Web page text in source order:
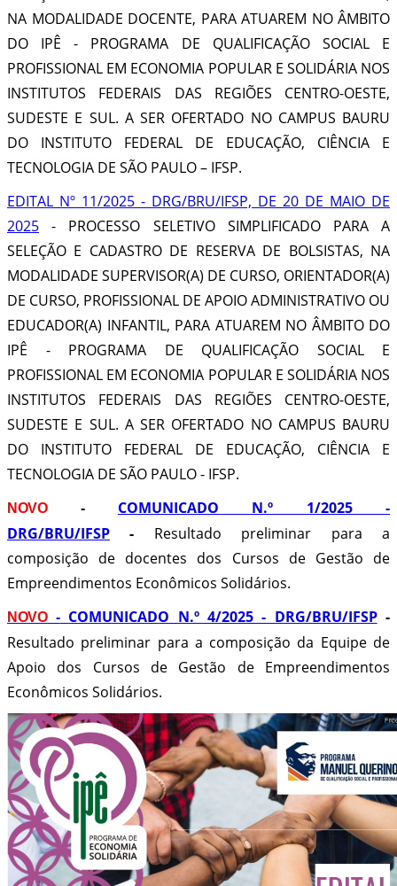
NA MODALIDADE DOCENTE, PARA ATUAREM NO ÂMBITO
DO IPÊ - PROGRAMA DE QUALIFICAÇÃO SOCIAL E
PROFISSIONAL EM ECONOMIA POPULAR E SOLIDÁRIA NOS
INSTITUTOS FEDERAIS DAS REGIÕES CENTRO-OESTE,
SUDESTE E SUL. A SER OFERTADO NO CAMPUS BAURU
DO INSTITUTO FEDERAL DE EDUCAÇÃO, CIÊNCIA E
TECNOLOGIA DE SÃO PAULO – IFSP.
EDITAL Nº 11/2025 - DRG/BRU/IFSP, DE 20 DE MAIO DE
2025 - PROCESSO SELETIVO SIMPLIFICADO PARA A
SELEÇÃO E CADASTRO DE RESERVA DE BOLSISTAS, NA
MODALIDADE SUPERVISOR(A) DE CURSO, ORIENTADOR(A)
DE CURSO, PROFISSIONAL DE APOIO ADMINISTRATIVO OU
EDUCADOR(A) INFANTIL, PARA ATUAREM NO ÂMBITO DO
IPÊ - PROGRAMA DE QUALIFICAÇÃO SOCIAL E
PROFISSIONAL EM ECONOMIA POPULAR E SOLIDÁRIA NOS
INSTITUTOS FEDERAIS DAS REGIÕES CENTRO-OESTE,
SUDESTE E SUL. A SER OFERTADO NO CAMPUS BAURU
DO INSTITUTO FEDERAL DE EDUCAÇÃO, CIÊNCIA E
TECNOLOGIA DE SÃO PAULO - IFSP.
NOVO- COMUNICADO N.º 1/2025 -
DRG/BRU/IFSP - Resultado preliminar para a
composição de docentes dos Cursos de Gestão de
Empreendimentos Econômicos Solidários.
NOVO- COMUNICADO N.º 4/2025 - DRG/BRU/IFSP-
Resultado preliminar para a composição da Equipe de
Apoio dos Cursos de Gestão de Empreendimentos
Econômicos Solidários.